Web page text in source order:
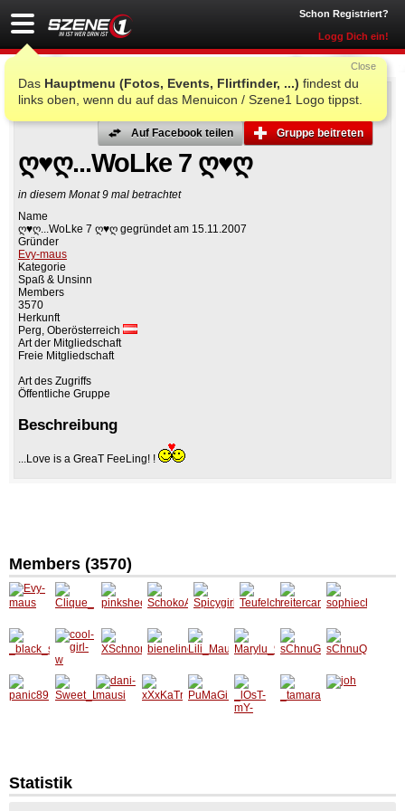
Schon Registriert?
Logg Dich ein!
Das Hauptmenu (Fotos, Events, Flirtfinder, ...) findest du
links oben, wenn du auf das Menuicon / Szene1 Logo tippst.
Close
Gruppe beitreten
Auf Facebook teilen
ღ♥ღ...WoLke 7 ღ♥ღ
in diesem Monat 9 mal betrachtet
Name
ღ♥ღ...WoLke 7 ღ♥ღ gegründet am 15.11.2007
Gründer
Evy-maus
Kategorie
Spaß & Unsinn
Members
3570
Herkunft
Perg, Oberösterreich
Art der Mitgliedschaft
Freie Mitgliedschaft
Art des Zugriffs
Öffentliche Gruppe
Beschreibung
...Love is a GreaT FeeLing! !
Members (3570)
Evy-
maus
Clique_
pinkshe
epworld
0112
Schoko
AusZuc
ka
Spicygi
rl_13
Teufelc
hen92
reiterca
rmen
sophiec
hen
_black_
sun_
cool-
girl-w
XSchno
rchlerX
bienelin
e
Lili_Ma
usal93
Marylu
_92
sChnu
Ggii_14
sChnu
Qiii
Statistik